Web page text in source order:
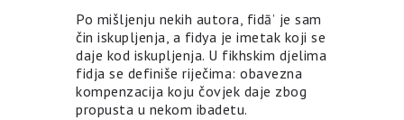
Po mišljenju nekih autora, fidāʼ je sam
čin iskupljenja, a fidya je imetak koji se
daje kod iskupljenja. U fikhskim djelima
fidja se definiše riječima: obavezna
kompenzacija koju čovjek daje zbog
propusta u nekom ibadetu.